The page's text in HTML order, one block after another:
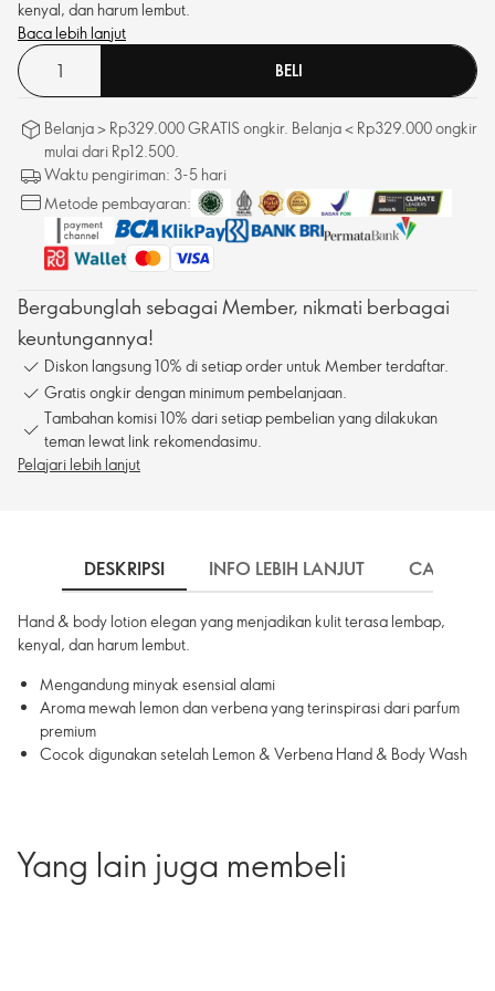
kenyal, dan harum lembut.
Baca lebih lanjut
BELI
Belanja > Rp329.000 GRATIS ongkir. Belanja < Rp329.000 ongkir
mulai dari Rp12.500.
Waktu pengiriman: 3-5 hari
Metode pembayaran:
Bergabunglah sebagai Member, nikmati berbagai
keuntungannya!
Diskon langsung 10% di setiap order untuk Member terdaftar.
Gratis ongkir dengan minimum pembelanjaan.
Tambahan komisi 10% dari setiap pembelian yang dilakukan
teman lewat link rekomendasimu.
Pelajari lebih lanjut
DESKRIPSI INFO LEBIH LANJUT CARA
Hand & body lotion elegan yang menjadikan kulit terasa lembap,
kenyal, dan harum lembut.
Mengandung minyak esensial alami
Aroma mewah lemon dan verbena yang terinspirasi dari parfum
premium
Cocok digunakan setelah Lemon & Verbena Hand & Body Wash
Yang lain juga membeli